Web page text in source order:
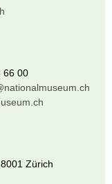
66 00
,8001 Zürich